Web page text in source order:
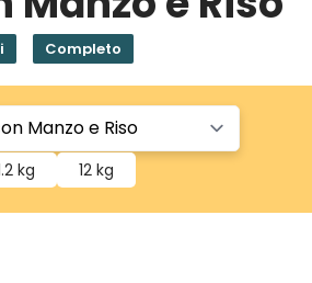
Completo
kg 12 kg